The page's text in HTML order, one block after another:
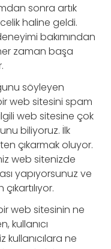
sonra artık
haline geldi.
bakımından
zaman başa
söyleyen
web sitesini spam
web sitesine çok
biliyoruz. İlk
çıkarmak oluyor.
web sitenizde
yapıyorsunuz ve
web sitesinin ne
kullanıcı
kullanıcılara ne